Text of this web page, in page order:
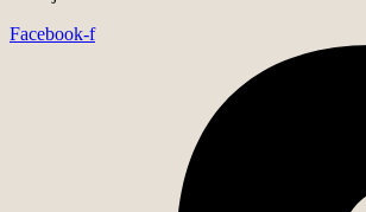
Facebook-f